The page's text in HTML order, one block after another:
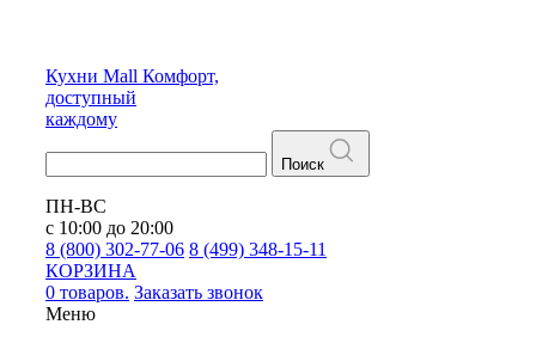
Кухни Mall Комфорт,
доступный
каждому
Поиск
ПН-ВС
с 10:00 до 20:00
8 (800) 302-77-06 8 (499) 348-15-11
КОРЗИНА
0 товаров. Заказать звонок
Меню